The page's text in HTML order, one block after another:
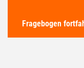
Fragebogen